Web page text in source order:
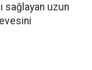
sağlayan uzun